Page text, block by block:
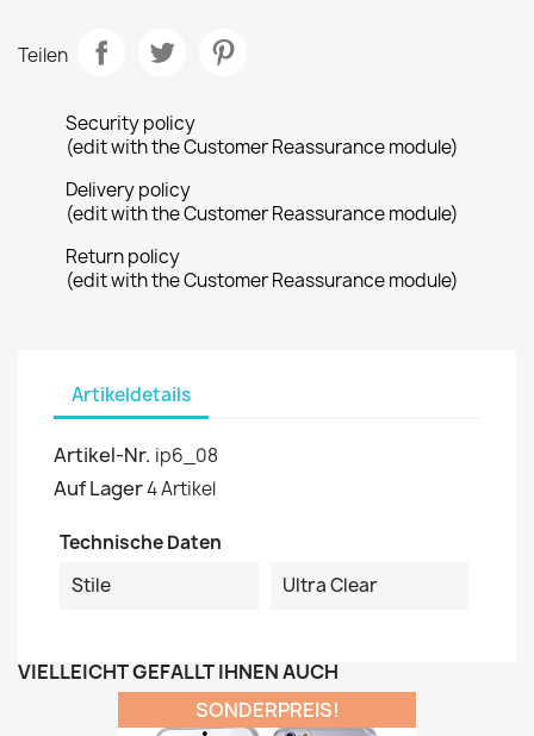
Teilen
Security policy
(edit with the Customer Reassurance module)
Delivery policy
(edit with the Customer Reassurance module)
Return policy
(edit with the Customer Reassurance module)
Artikeldetails
Artikel-Nr. ip6_08
Auf Lager4 Artikel
Technische Daten
Stile
Ultra Clear
VIELLEICHT GEFÄLLT IHNEN AUCH
SONDERPREIS!